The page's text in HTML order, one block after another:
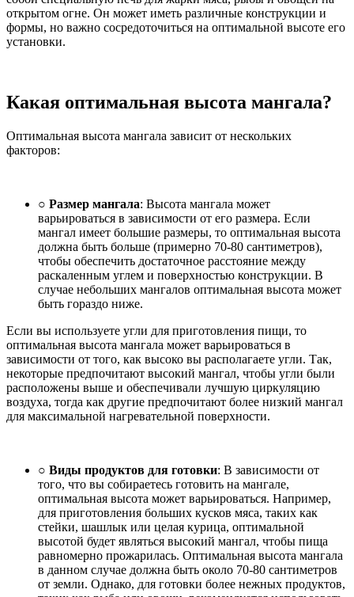
открытом огне. Он может иметь различные конструкции и
формы, но важно сосредоточиться на оптимальной высоте его
установки.
Какая оптимальная высота мангала?
Оптимальная высота мангала зависит от нескольких
факторов:
○ Размер мангала: Высота мангала может
варьироваться в зависимости от его размера. Если
мангал имеет большие размеры, то оптимальная высота
должна быть больше (примерно 70-80 сантиметров),
чтобы обеспечить достаточное расстояние между
раскаленным углем и поверхностью конструкции. В
случае небольших мангалов оптимальная высота может
быть гораздо ниже.
Если вы используете угли для приготовления пищи, то
оптимальная высота мангала может варьироваться в
зависимости от того, как высоко вы располагаете угли. Так,
некоторые предпочитают высокий мангал, чтобы угли были
расположены выше и обеспечивали лучшую циркуляцию
воздуха, тогда как другие предпочитают более низкий мангал
для максимальной нагревательной поверхности.
○ Виды продуктов для готовки: В зависимости от
того, что вы собираетесь готовить на мангале,
оптимальная высота может варьироваться. Например,
для приготовления больших кусков мяса, таких как
стейки, шашлык или целая курица, оптимальной
высотой будет являться высокий мангал, чтобы пища
равномерно прожарилась. Оптимальная высота мангала
в данном случае должна быть около 70-80 сантиметров
от земли. Однако, для готовки более нежных продуктов,